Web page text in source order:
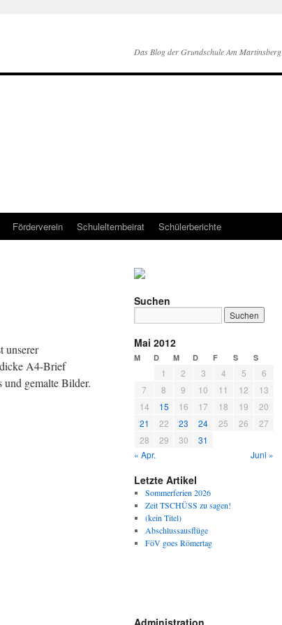
Das Blog der Grundschule Am Martinsberg
Förderverein Schulelternbeirat Schülerberichte
unserer
A4-Brief
und gemalte Bilder.
Suchen
Mai 2012
M D M D F S S
1 2 3 4 5
6
7
8 9 10 11 12
13
14
15 16 17 18 19
20
21
22 23 24 25 26
27
28
29 30
31
« Apr.
Juni »
Letzte Artikel
Sommerferien 2026
Zeit TSCHÜSS zu sagen!
(kein Titel)
Abschlussausflüge
FöV goes Römertag
Administration